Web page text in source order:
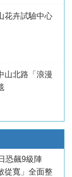
花卉試驗中心
北路「浪漫
恐飆9級陣
從寬」全面整